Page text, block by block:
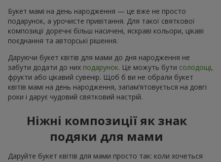
Букет мамі на день народження — це вже не просто
подарунок, а урочисте привітання. Для такої святкової
композиції доречні більш насичені, яскраві кольори, цікаві
поєднання та авторські рішення.
Даруючи букет квітів для мами до дня народження не
забути додати до них подарунок. Це можуть бути солодощі,
фрукти або цікавий сувенір. Щоб б ви не обрали букет
квітів мамі на день народження, запам’ятовується на довгі
роки і дарує чудовий святковий настрій.
Ніжні композиції як знак
подяки для мами
Даруйте букет квітів для мами просто так: коли хочеться